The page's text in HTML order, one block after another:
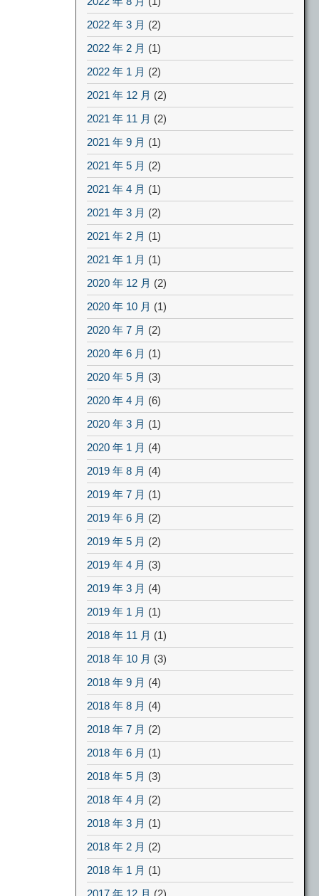
2022 年 3 月 (2)
2022 年 2 月 (1)
2022 年 1 月 (2)
2021 年 12 月 (2)
2021 年 11 月 (2)
2021 年 9 月 (1)
2021 年 5 月 (2)
2021 年 4 月 (1)
2021 年 3 月 (2)
2021 年 2 月 (1)
2021 年 1 月 (1)
2020 年 12 月 (2)
2020 年 10 月 (1)
2020 年 7 月 (2)
2020 年 6 月 (1)
2020 年 5 月 (3)
2020 年 4 月 (6)
2020 年 3 月 (1)
2020 年 1 月 (4)
2019 年 8 月 (4)
2019 年 7 月 (1)
2019 年 6 月 (2)
2019 年 5 月 (2)
2019 年 4 月 (3)
2019 年 3 月 (4)
2019 年 1 月 (1)
2018 年 11 月 (1)
2018 年 10 月 (3)
2018 年 9 月 (4)
2018 年 8 月 (4)
2018 年 7 月 (2)
2018 年 6 月 (1)
2018 年 5 月 (3)
2018 年 4 月 (2)
2018 年 3 月 (1)
2018 年 2 月 (2)
2018 年 1 月 (1)
2017 年 12 月 (2)